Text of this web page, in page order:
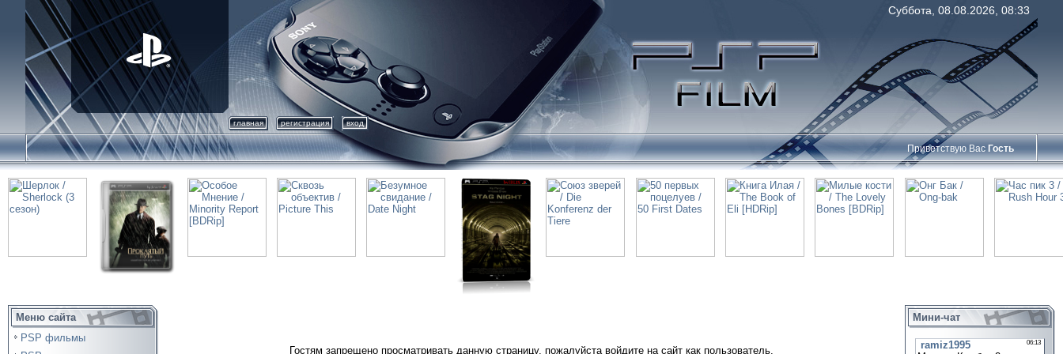
Суббота, 08.08.2026, 08:33
главная регистрация вход
Приветствую Вас Гость
Меню сайта
PSP фильмы
Гостям запрещено просматривать данную страницу, пожалуйста войдите на сайт как пользователь.
Мини-чат